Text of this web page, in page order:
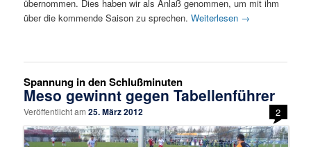
übernommen. Dies haben wir als Anlaß genommen, um mit ihm
über die kommende Saison zu sprechen.Weiterlesen →
Spannung in den Schlußminuten
Meso gewinnt gegen Tabellenführer
Veröffentlicht am25. März 2012 2